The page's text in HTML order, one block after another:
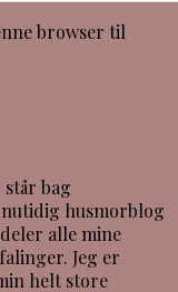
browser til
bag
husmorblog
alle mine
Jeg er
helt store